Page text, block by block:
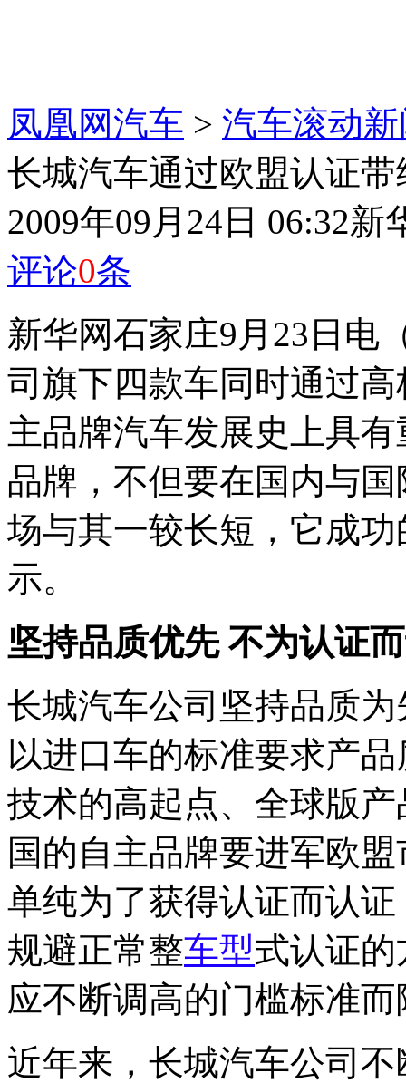
凤凰网汽车 > 汽车滚动
长城汽车通过欧盟认证
2009年09月24日 06:32新
评论0条
新华网石家庄9月23日电
司旗下四款车同时通过
主品牌汽车发展史上具
品牌，不但要在国内与
场与其一较长短，它成
示。
坚持品质优先 不为认证
长城汽车公司坚持品质
以进口车的标准要求产
技术的高起点、全球版
国的自主品牌要进军欧
单纯为了获得认证而认
规避正常整车型式认证
应不断调高的门槛标准
近年来，长城汽车公司